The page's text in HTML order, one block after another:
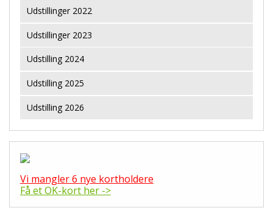
Udstillinger 2022
Udstillinger 2023
Udstilling 2024
Udstilling 2025
Udstilling 2026
Vi mangler 6 nye kortholdere
Få et OK-kort her ->